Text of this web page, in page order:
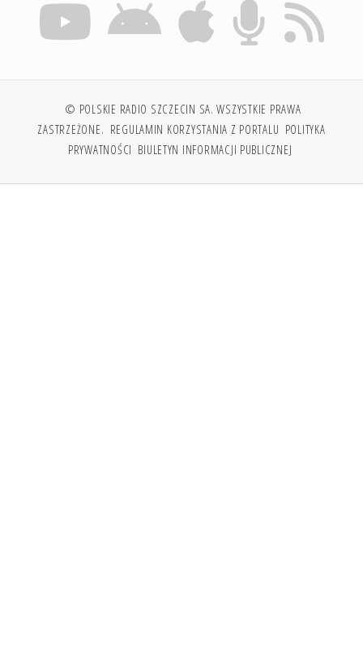
© POLSKIE RADIO SZCZECIN SA. WSZYSTKIE PRAWA
ZASTRZEŻONE. REGULAMIN KORZYSTANIA Z PORTALU POLITYKA
PRYWATNOŚCI BIULETYN INFORMACJI PUBLICZNEJ